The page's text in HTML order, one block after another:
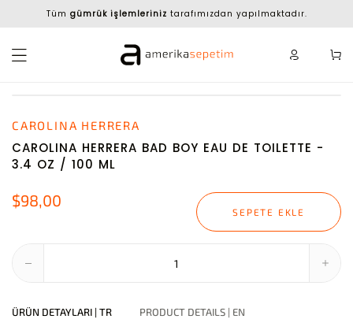
Tüm gümrük işlemleriniz tarafımızdan yapılmaktadır.
CAROLINA HERRERA
CAROLINA HERRERA BAD BOY EAU DE TOILETTE -
3.4 OZ / 100 ML
$98,00
SEPETE EKLE
ÜRÜN DETAYLARI | TR PRODUCT DETAILS | EN